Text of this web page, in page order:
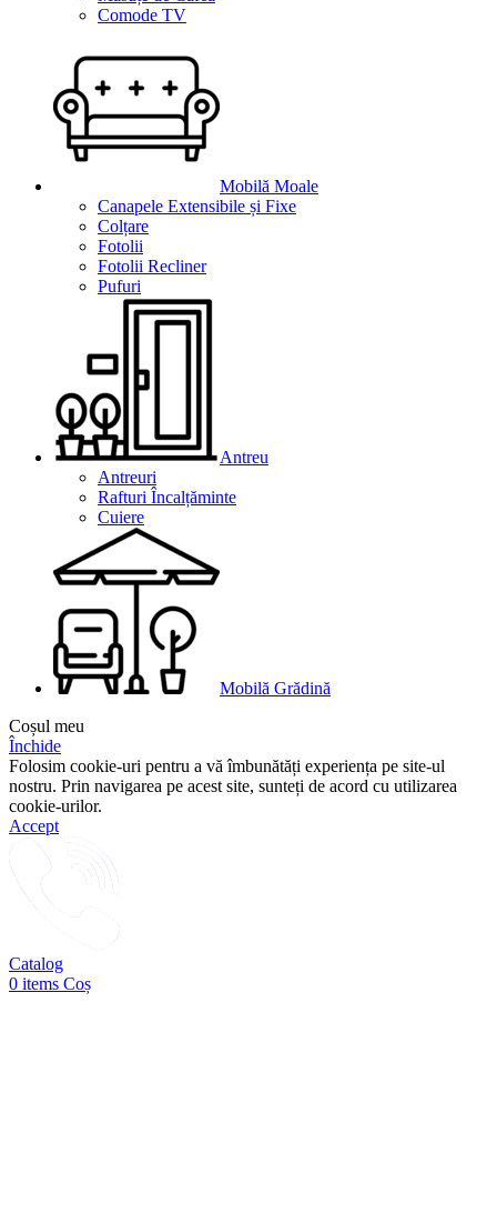
Comode TV
Mobilă Moale
Canapele Extensibile și Fixe
Colțare
Fotolii
Fotolii Recliner
Pufuri
Antreu
Antreuri
Rafturi Încalțăminte
Cuiere
Mobilă Grădină
Coșul meu
Închide
Folosim cookie-uri pentru a vă îmbunătăți experiența pe site-ul
nostru. Prin navigarea pe acest site, sunteți de acord cu utilizarea
cookie-urilor.
Accept
Catalog
0 items Coș